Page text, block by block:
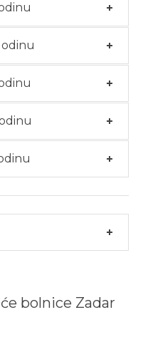
bolnice Zadar